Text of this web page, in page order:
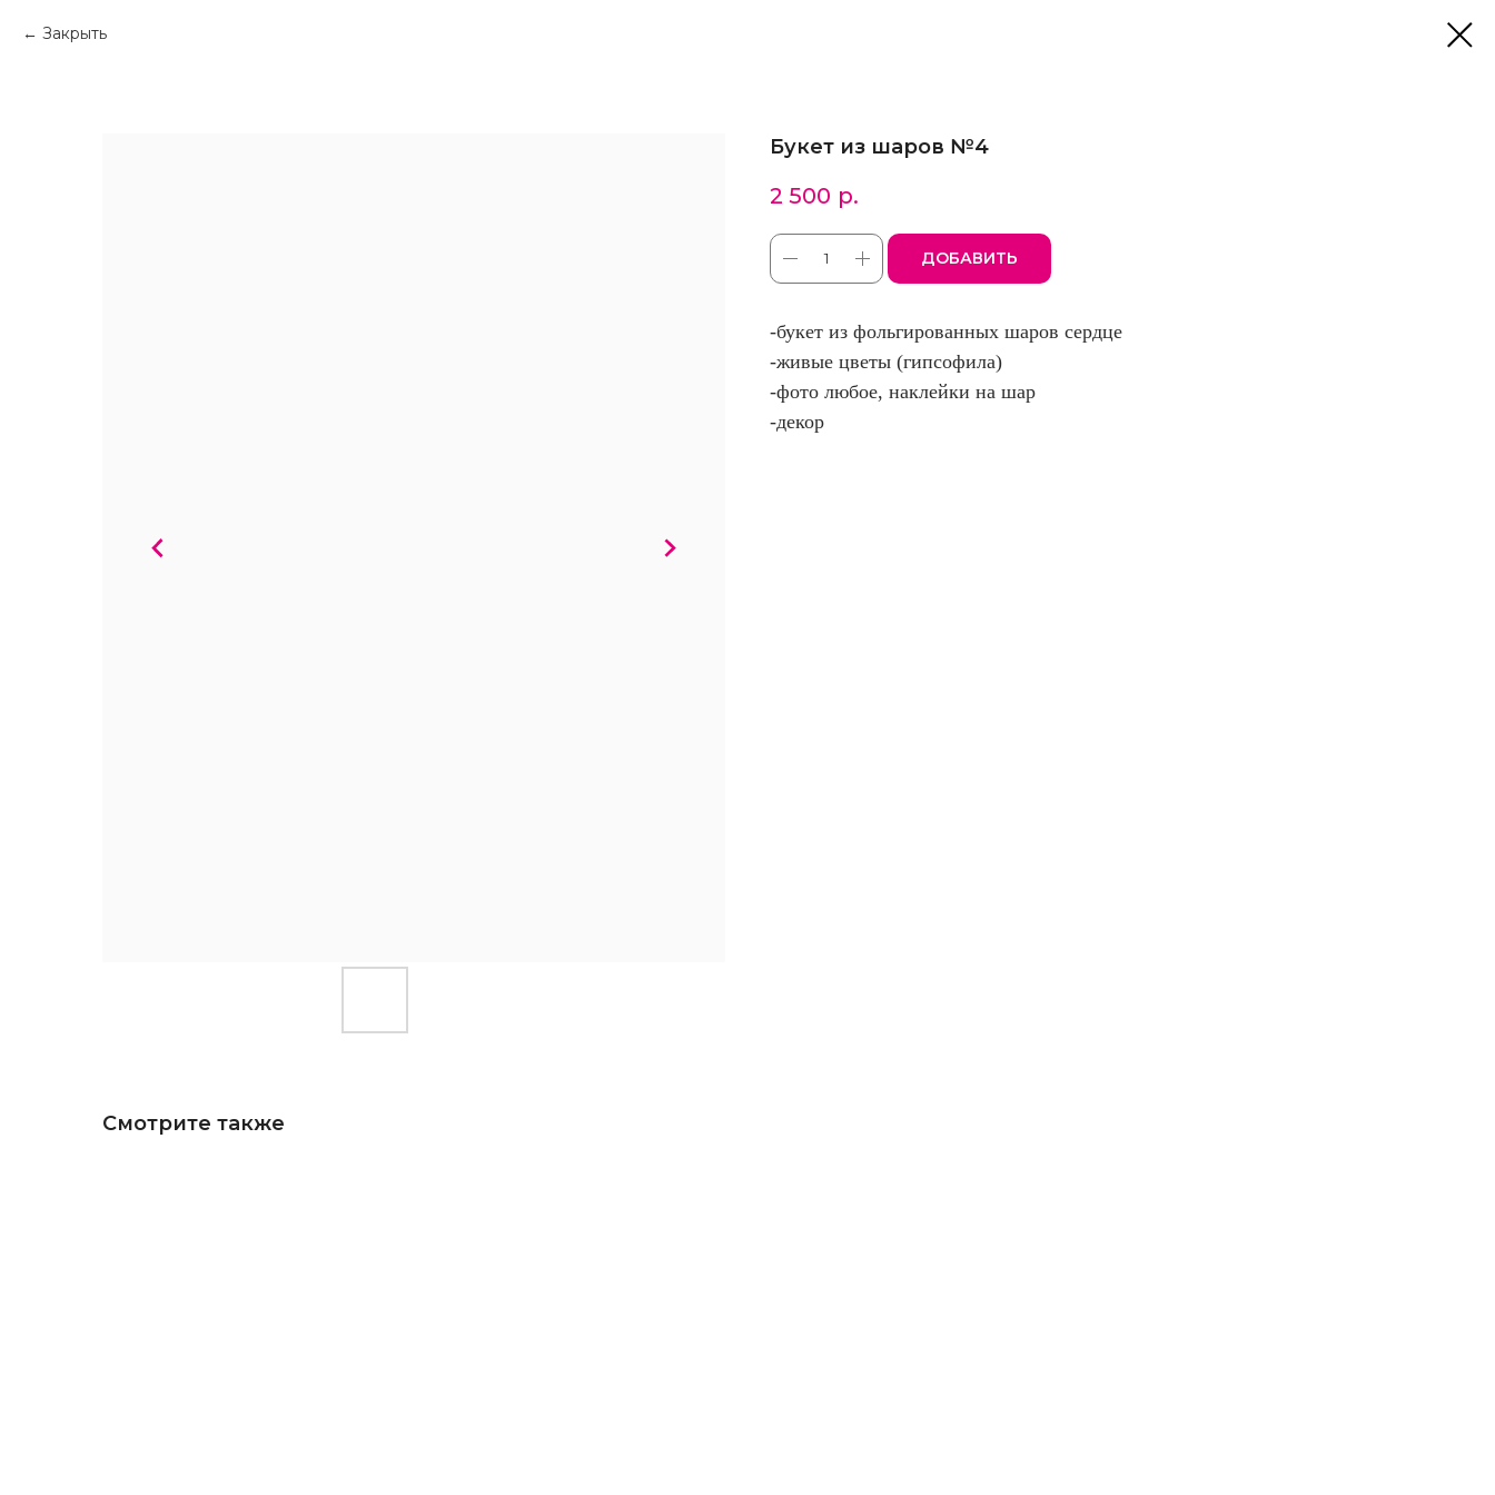
Закрыть
Букет из шаров №4
2 500 р.
ДОБАВИТЬ
-букет из фольгированных шаров сердце
-живые цветы (гипсофила)
-фото любое, наклейки на шар
-декор
Смотрите также